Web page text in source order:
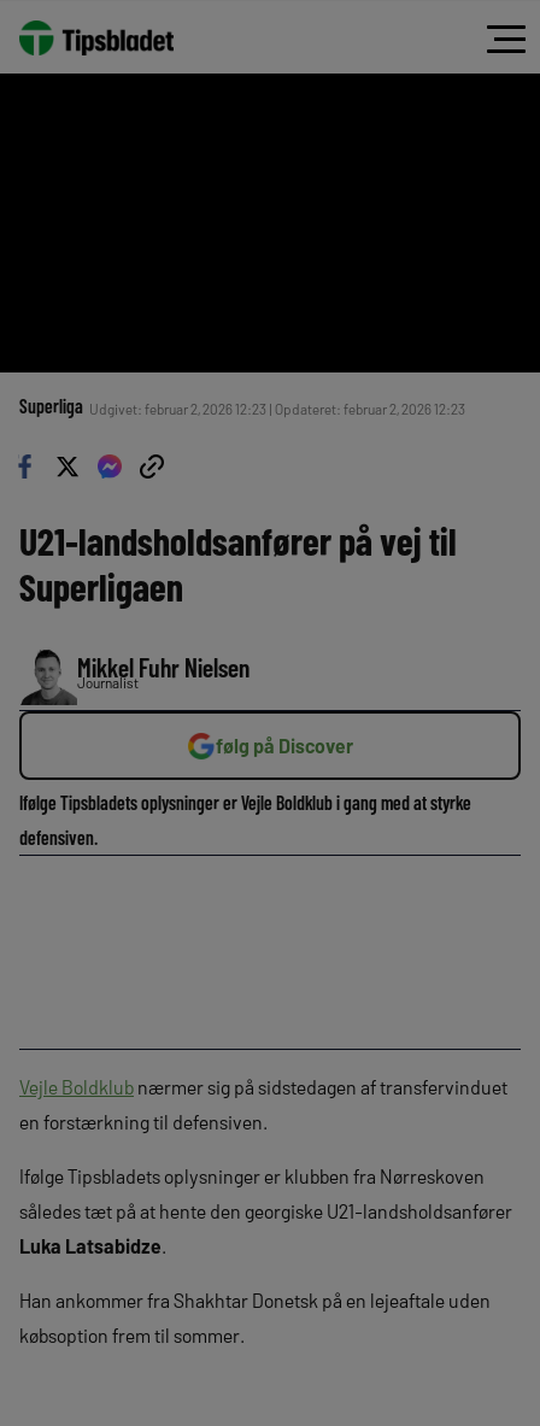
Superliga Udgivet: februar 2, 2026 12:23 | Opdateret: februar 2, 2026 12:23
U21-landsholdsanfører på vej til
Superligaen
Mikkel Fuhr Nielsen
Journalist
følg på Discover
Ifølge Tipsbladets oplysninger er Vejle Boldklub i gang med at styrke
defensiven.
Vejle Boldklub nærmer sig på sidstedagen af transfervinduet
en forstærkning til defensiven.
Ifølge Tipsbladets oplysninger er klubben fra Nørreskoven
således tæt på at hente den georgiske U21-landsholdsanfører
Luka Latsabidze.
Han ankommer fra Shakhtar Donetsk på en lejeaftale uden
købsoption frem til sommer.